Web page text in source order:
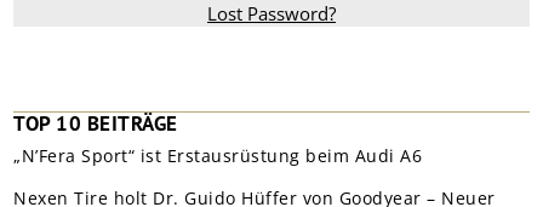
Lost Password?
TOP 10 BEITRÄGE
„N’Fera Sport“ ist Erstausrüstung beim Audi A6
Nexen Tire holt Dr. Guido Hüffer von Goodyear – Neuer